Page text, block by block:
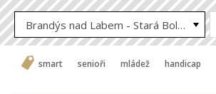
Brandýs nad Labem - Stará Boleslav
smart senioři mládež handicap